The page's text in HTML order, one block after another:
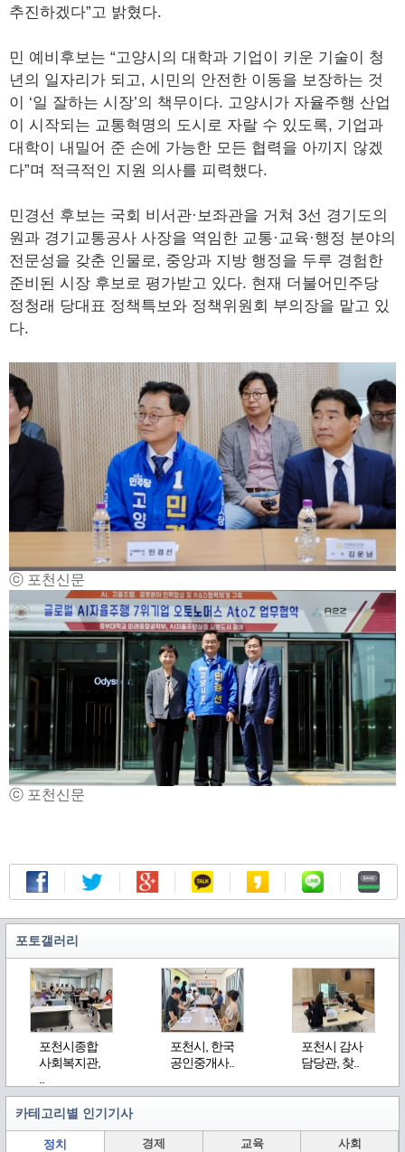
추진하겠다”고 밝혔다.
민 예비후보는 “고양시의 대학과 기업이 키운 기술이 청
년의 일자리가 되고, 시민의 안전한 이동을 보장하는 것
이 ‘일 잘하는 시장’의 책무이다. 고양시가 자율주행 산업
이 시작되는 교통혁명의 도시로 자랄 수 있도록, 기업과
대학이 내밀어 준 손에 가능한 모든 협력을 아끼지 않겠
다”며 적극적인 지원 의사를 피력했다.
민경선 후보는 국회 비서관·보좌관을 거쳐 3선 경기도의
원과 경기교통공사 사장을 역임한 교통·교육·행정 분야의
전문성을 갖춘 인물로, 중앙과 지방 행정을 두루 경험한
준비된 시장 후보로 평가받고 있다. 현재 더불어민주당
정청래 당대표 정책특보와 정책위원회 부의장을 맡고 있
다.
ⓒ 포천신문
ⓒ 포천신문
포토갤러리
포천시종합
사회복지관,
포천시, 한국
공인중개사..
포천시 감사
담당관, 찾..
카테고리별 인기기사
정치 경제 교육 사회